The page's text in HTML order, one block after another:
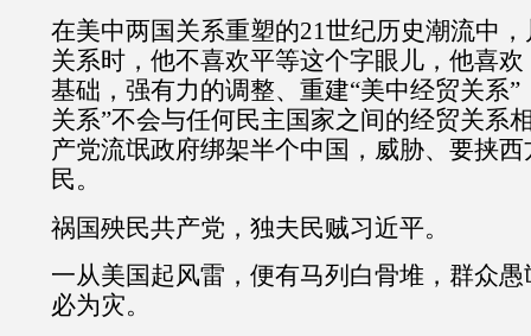
在美中两国关系重塑的21世纪历史潮流中
关系时，他不喜欢平等这个字眼儿，他喜
基础，强有力的调整、重建“美中经贸关系”
关系”不会与任何民主国家之间的经贸关系
产党流氓政府绑架半个中国，威胁、要挟
民。
祸国殃民共产党，独夫民贼习近平。
一从美国起风雷，便有马列白骨堆，群众
必为灾。